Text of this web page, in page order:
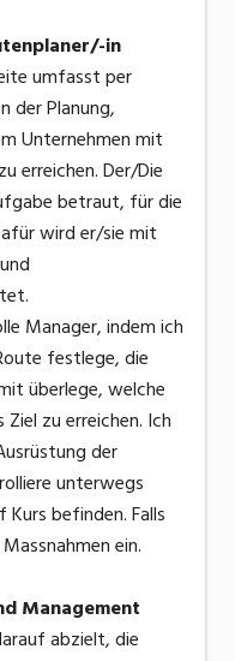
in
umfasst per
der Planung,
Unternehmen mit
erreichen. Der/Die
betraut, für die
wird er/sie mit
Manager, indem ich
festlege, die
überlege, welche
zu erreichen. Ich
der
unterwegs
befinden. Falls
ein.
Management
abzielt, die